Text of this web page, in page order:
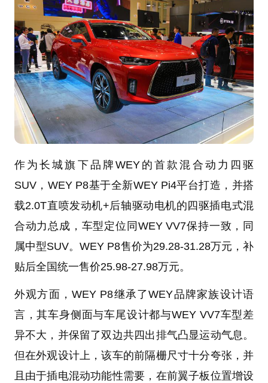
作为长城旗下品牌WEY的首款混合动力四驱
SUV，WEY P8基于全新WEY Pi4平台打造，并搭
载2.0T直喷发动机+后轴驱动电机的四驱插电式混
合动力总成，车型定位同WEY VV7保持一致，同
属中型SUV。WEY P8售价为29.28-31.28万元，补
贴后全国统一售价25.98-27.98万元。
外观方面，WEY P8继承了WEY品牌家族设计语
言，其车身侧面与车尾设计都与WEY VV7车型差
异不大，并保留了双边共四出排气凸显运动气息。
但在外观设计上，该车的前隔栅尺寸十分夸张，并
且由于插电混动功能性需要，在前翼子板位置增设